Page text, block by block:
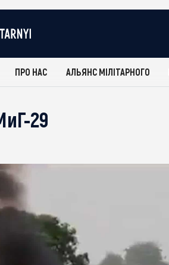
ПРО НАС АЛЬЯНС МІЛІТАРНОГО
29